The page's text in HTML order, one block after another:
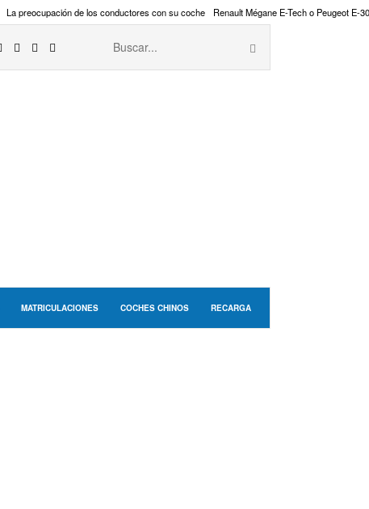
La preocupación de los conductores con su coche Renault Mégane E-Tech o Peugeot E-
MATRICULACIONES COCHES CHINOS RECARGA